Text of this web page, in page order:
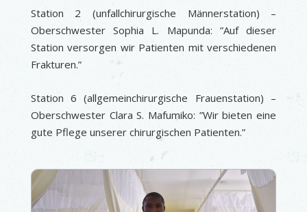
Station 2 (unfallchirurgische Männerstation) –
Oberschwester Sophia L. Mapunda: ”Auf dieser
Station versorgen wir Patienten mit verschiedenen
Frakturen.”
Station 6 (allgemeinchirurgische Frauenstation) –
Oberschwester Clara S. Mafumiko: ”Wir bieten eine
gute Pflege unserer chirurgischen Patienten.”